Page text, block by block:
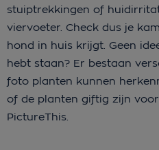
stuiptrekkingen of
viervoeter. Check dus je
hond in huis krijgt. Geen
hebt staan? Er bestaan
foto planten kunnen
of de planten giftig zijn
PictureThis.